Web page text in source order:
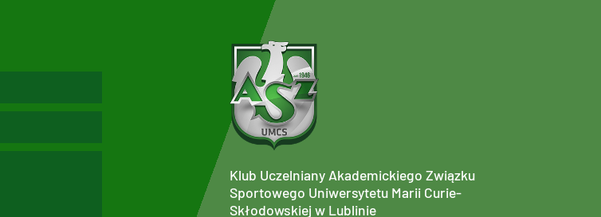
Klub Uczelniany Akademickiego Związku
Sportowego Uniwersytetu Marii Curie-
Skłodowskiej w Lublinie